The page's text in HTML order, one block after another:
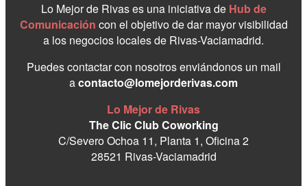
Lo Mejor de Rivas es una iniciativa de Hub de
Comunicación con el objetivo de dar mayor visibilidad
a los negocios locales de Rivas-Vaciamadrid.
Puedes contactar con nosotros enviándonos un mail
acontacto@lomejorderivas.com
Lo Mejor de Rivas
The Clic Club Coworking
C/Severo Ochoa 11, Planta 1, Oficina 2
28521 Rivas-Vaciamadrid